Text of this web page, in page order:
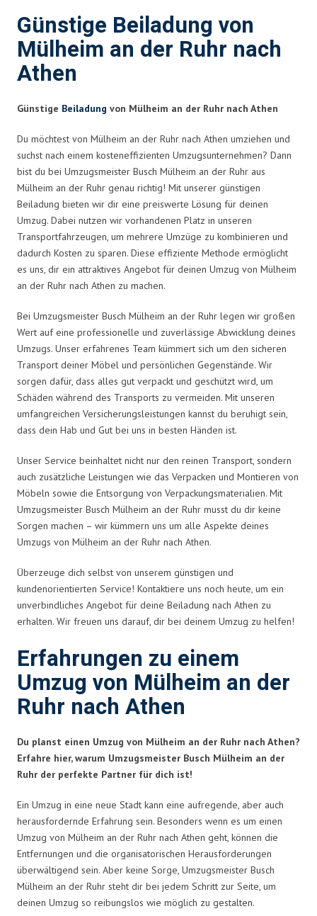
Günstige Beiladung von
Mülheim an der Ruhr nach
Athen
Günstige Beiladung von Mülheim an der Ruhr nach Athen
Du möchtest von Mülheim an der Ruhr nach Athen umziehen und
suchst nach einem kosteneffizienten Umzugsunternehmen? Dann
bist du bei Umzugsmeister Busch Mülheim an der Ruhr aus
Mülheim an der Ruhr genau richtig! Mit unserer günstigen
Beiladung bieten wir dir eine preiswerte Lösung für deinen
Umzug. Dabei nutzen wir vorhandenen Platz in unseren
Transportfahrzeugen, um mehrere Umzüge zu kombinieren und
dadurch Kosten zu sparen. Diese effiziente Methode ermöglicht
es uns, dir ein attraktives Angebot für deinen Umzug von Mülheim
an der Ruhr nach Athen zu machen.
Bei Umzugsmeister Busch Mülheim an der Ruhr legen wir großen
Wert auf eine professionelle und zuverlässige Abwicklung deines
Umzugs. Unser erfahrenes Team kümmert sich um den sicheren
Transport deiner Möbel und persönlichen Gegenstände. Wir
sorgen dafür, dass alles gut verpackt und geschützt wird, um
Schäden während des Transports zu vermeiden. Mit unseren
umfangreichen Versicherungsleistungen kannst du beruhigt sein,
dass dein Hab und Gut bei uns in besten Händen ist.
Unser Service beinhaltet nicht nur den reinen Transport, sondern
auch zusätzliche Leistungen wie das Verpacken und Montieren von
Möbeln sowie die Entsorgung von Verpackungsmaterialien. Mit
Umzugsmeister Busch Mülheim an der Ruhr musst du dir keine
Sorgen machen – wir kümmern uns um alle Aspekte deines
Umzugs von Mülheim an der Ruhr nach Athen.
Überzeuge dich selbst von unserem günstigen und
kundenorientierten Service! Kontaktiere uns noch heute, um ein
unverbindliches Angebot für deine Beiladung nach Athen zu
erhalten. Wir freuen uns darauf, dir bei deinem Umzug zu helfen!
Erfahrungen zu einem
Umzug von Mülheim an der
Ruhr nach Athen
Du planst einen Umzug von Mülheim an der Ruhr nach Athen?
Erfahre hier, warum Umzugsmeister Busch Mülheim an der
Ruhr der perfekte Partner für dich ist!
Ein Umzug in eine neue Stadt kann eine aufregende, aber auch
herausfordernde Erfahrung sein. Besonders wenn es um einen
Umzug von Mülheim an der Ruhr nach Athen geht, können die
Entfernungen und die organisatorischen Herausforderungen
überwältigend sein. Aber keine Sorge, Umzugsmeister Busch
Mülheim an der Ruhr steht dir bei jedem Schritt zur Seite, um
deinen Umzug so reibungslos wie möglich zu gestalten.